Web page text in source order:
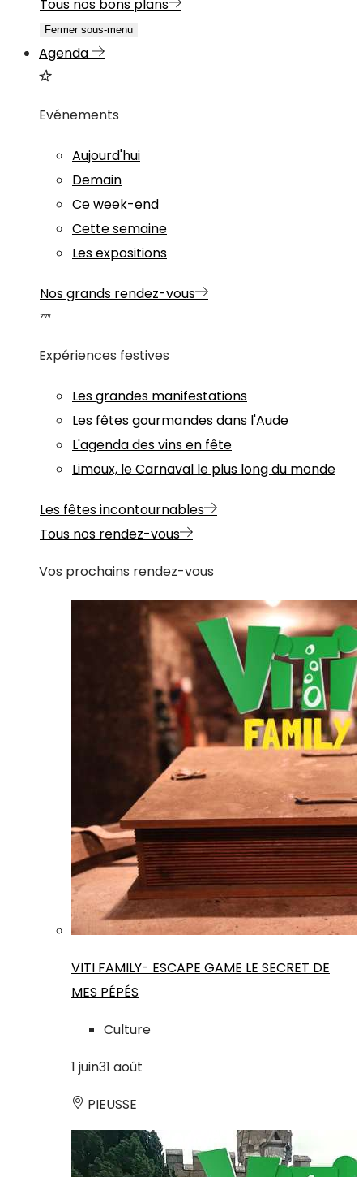
Tous nos bons plans
Fermer sous-menu
Agenda
Evénements
Aujourd'hui
Demain
Ce week-end
Cette semaine
Les expositions
Nos grands rendez-vous
Expériences festives
Les grandes manifestations
Les fêtes gourmandes dans l'Aude
L'agenda des vins en fête
Limoux, le Carnaval le plus long du monde
Les fêtes incontournables
Tous nos rendez-vous
Vos prochains rendez-vous
VITI FAMILY- ESCAPE GAME LE SECRET DE
MES PÉPÉS
Culture
1 juin31 août
PIEUSSE